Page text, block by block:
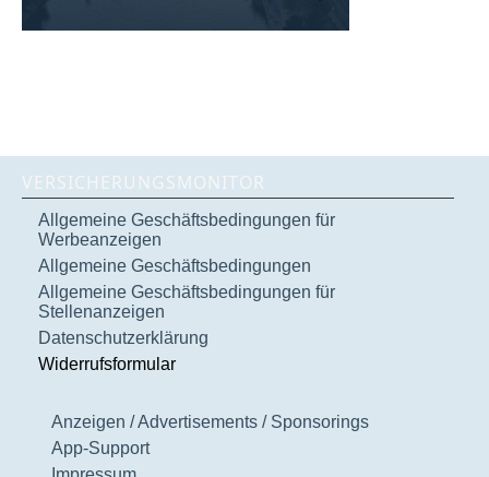
VERSICHERUNGSMONITOR
Allgemeine Geschäftsbedingungen für
Werbeanzeigen
Allgemeine Geschäftsbedingungen
Allgemeine Geschäftsbedingungen für
Stellenanzeigen
Datenschutzerklärung
Widerrufsformular
Anzeigen / Advertisements / Sponsorings
App-Support